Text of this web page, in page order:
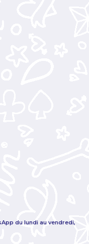
du lundi au vendredi,